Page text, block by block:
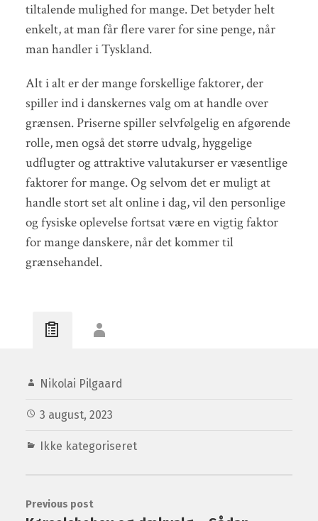
tiltalende mulighed for mange. Det betyder helt
enkelt, at man får flere varer for sine penge, når
man handler i Tyskland.
Alt i alt er der mange forskellige faktorer, der
spiller ind i danskernes valg om at handle over
grænsen. Priserne spiller selvfølgelig en afgørende
rolle, men også det større udvalg, hyggelige
udflugter og attraktive valutakurser er væsentlige
faktorer for mange. Og selvom det er muligt at
handle stort set alt online i dag, vil den personlige
og fysiske oplevelse fortsat være en vigtig faktor
for mange danskere, når det kommer til
grænsehandel.
Nikolai Pilgaard
3 august, 2023
Ikke kategoriseret
Previous post